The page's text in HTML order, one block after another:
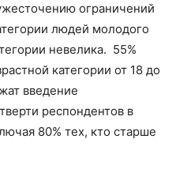
ограничений
людей молодого
невелика. 55%
категории от 18 до
введение
респондентов в
80% тех, кто старше